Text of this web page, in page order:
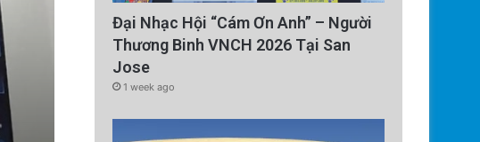
Technology
Tàu Vũ Trụ Nhật Bản: Chuyến
Sử Đến Tiểu
Đại Nhạc Hội “Cám Ơn Anh” – Người
Thương Binh VNCH 2026 Tại San
Jose
1 week ago